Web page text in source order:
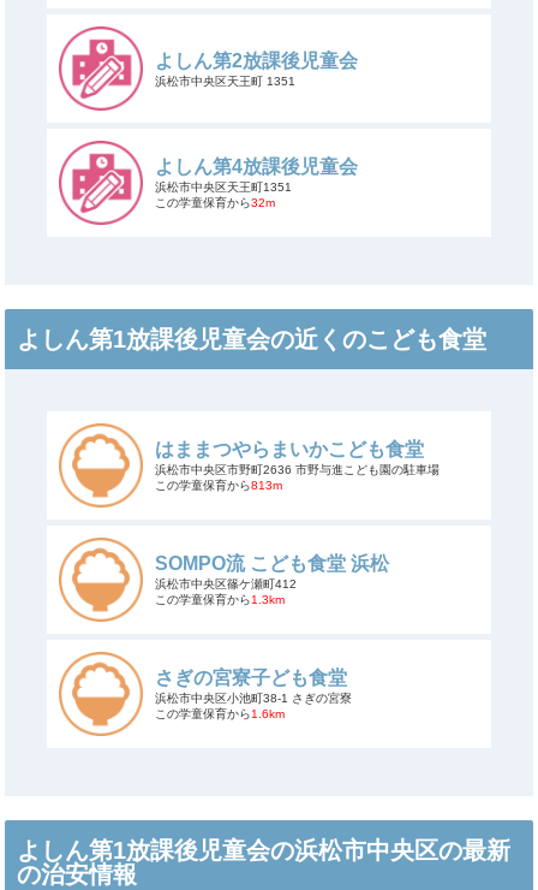
よしん第2放課後児童会
浜松市中央区天王町 1351
よしん第4放課後児童会
浜松市中央区天王町1351
この学童保育から32m
よしん第1放課後児童会の近くのこども食堂
はままつやらまいかこども食堂
浜松市中央区市野町2636 市野与進こども園の駐車場
この学童保育から813m
SOMPO流 こども食堂 浜松
浜松市中央区篠ケ瀬町412
この学童保育から1.3km
さぎの宮寮子ども食堂
浜松市中央区小池町38-1 さぎの宮寮
この学童保育から1.6km
よしん第1放課後児童会の浜松市中央区の最新
の治安情報